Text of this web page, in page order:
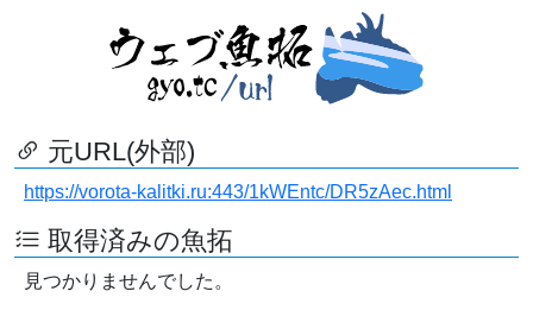
元URL(外部)
https://vorota-kalitki.ru:443/1kWEntc/DR5zAec.html
取得済みの魚拓
見つかりませんでした。